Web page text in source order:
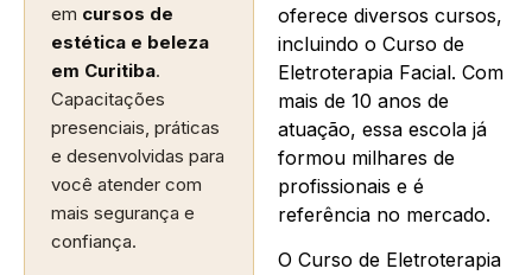
em cursos de
estética e beleza
em Curitiba.
Capacitações
presenciais, práticas
e desenvolvidas para
você atender com
mais segurança e
confiança.
oferece diversos cursos,
incluindo o Curso de
Eletroterapia Facial. Com
mais de 10 anos de
atuação, essa escola já
formou milhares de
profissionais e é
referência no mercado.
O Curso de Eletroterapia